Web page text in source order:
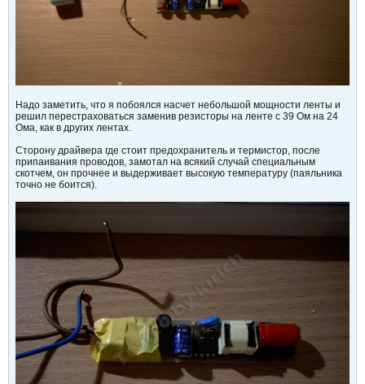
Надо заметить, что я побоялся насчет небольшой мощности ленты и
решил перестраховаться заменив резисторы на ленте с 39 Ом на 24
Ома, как в других лентах.
Сторону драйвера где стоит предохранитель и термистор, после
припаивания проводов, замотал на всякий случай специальным
скотчем, он прочнее и выдерживает высокую температуру (паяльника
точно не боится).